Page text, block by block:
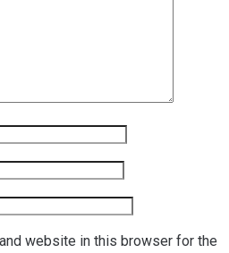
website in this browser for the